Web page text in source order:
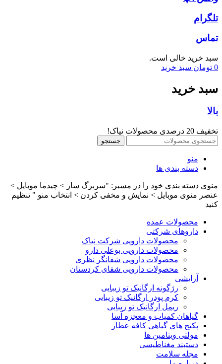
تلگرام
تماس
سبد خرید خالی است.
0 تومان سبد خرید
سبد خرید
بالا
تخفیف 20 درصدی محصولات نیاک!
جستجو
منو
دسته بندی ها
منوی دسته بندی خود را در مسیر: "سربرگ ساز > چیدما موبایل >
عنصر منوی موبایل > نمایش و مخفی کردن > انتخاب منو " تنظیم
کنید
محصولات عمده
داروهای شرکتی
محصولات دارویی شرکت نیاک
محصولات دارویی بوعلی دارو
محصولات دارویی شفانگر نظری
محصولات دارویی شفای کردستان
آرایشی
رژگونه ارگانیک تو زیبایی
کرم پودر ارگانیک تو زیبایی
ریمل ارگانیک تو زیبایی
گیاهان کمیاب و معجزه آسا
پکیج های گیاهی کافه عطار
مولتی ویتامین ها
دستبند مغناطیسی
مجله سلامت